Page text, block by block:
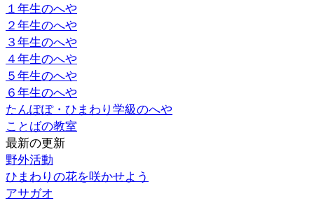
１年生のへや
２年生のへや
３年生のへや
４年生のへや
５年生のへや
６年生のへや
たんぽぽ・ひまわり学級のへや
ことばの教室
最新の更新
野外活動
ひまわりの花を咲かせよう
アサガオ